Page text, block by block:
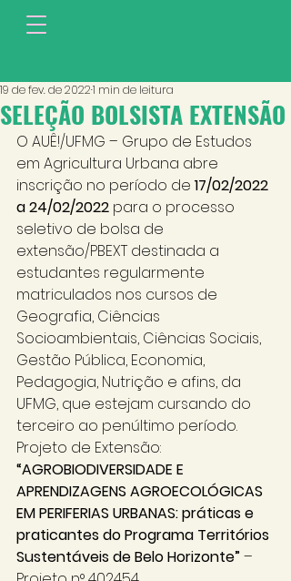
SELEÇÃO BOLSISTA EXTENSÃO
19 de fev. de 20221 min de leitura
O AUÊ!/UFMG – Grupo de Estudos
em Agricultura Urbana abre
inscrição no período de 17/02/2022
a 24/02/2022 para o processo
seletivo de bolsa de
extensão/PBEXT destinada a
estudantes regularmente
matriculados nos cursos de
Geografia, Ciências
Socioambientais, Ciências Sociais,
Gestão Pública, Economia,
Pedagogia, Nutrição e afins, da
UFMG, que estejam cursando do
terceiro ao penúltimo período.
Projeto de Extensão:
“AGROBIODIVERSIDADE E
APRENDIZAGENS AGROECOLÓGICAS
EM PERIFERIAS URBANAS: práticas e
praticantes do Programa Territórios
Sustentáveis de Belo Horizonte” –